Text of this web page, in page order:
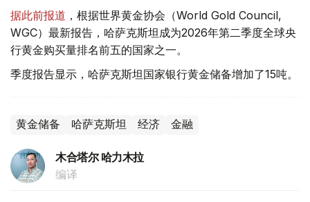
据此前报道 ，根据世界黄金协会（World Gold Council,
WGC）最新报告，哈萨克斯坦成为2026年第二季度全球央
行黄金购买量排名前五的国家之一。
季度报告显示，哈萨克斯坦国家银行黄金储备增加了15吨。
黄金储备 哈萨克斯坦 经济 金融
木合塔尔 哈力木拉
编译